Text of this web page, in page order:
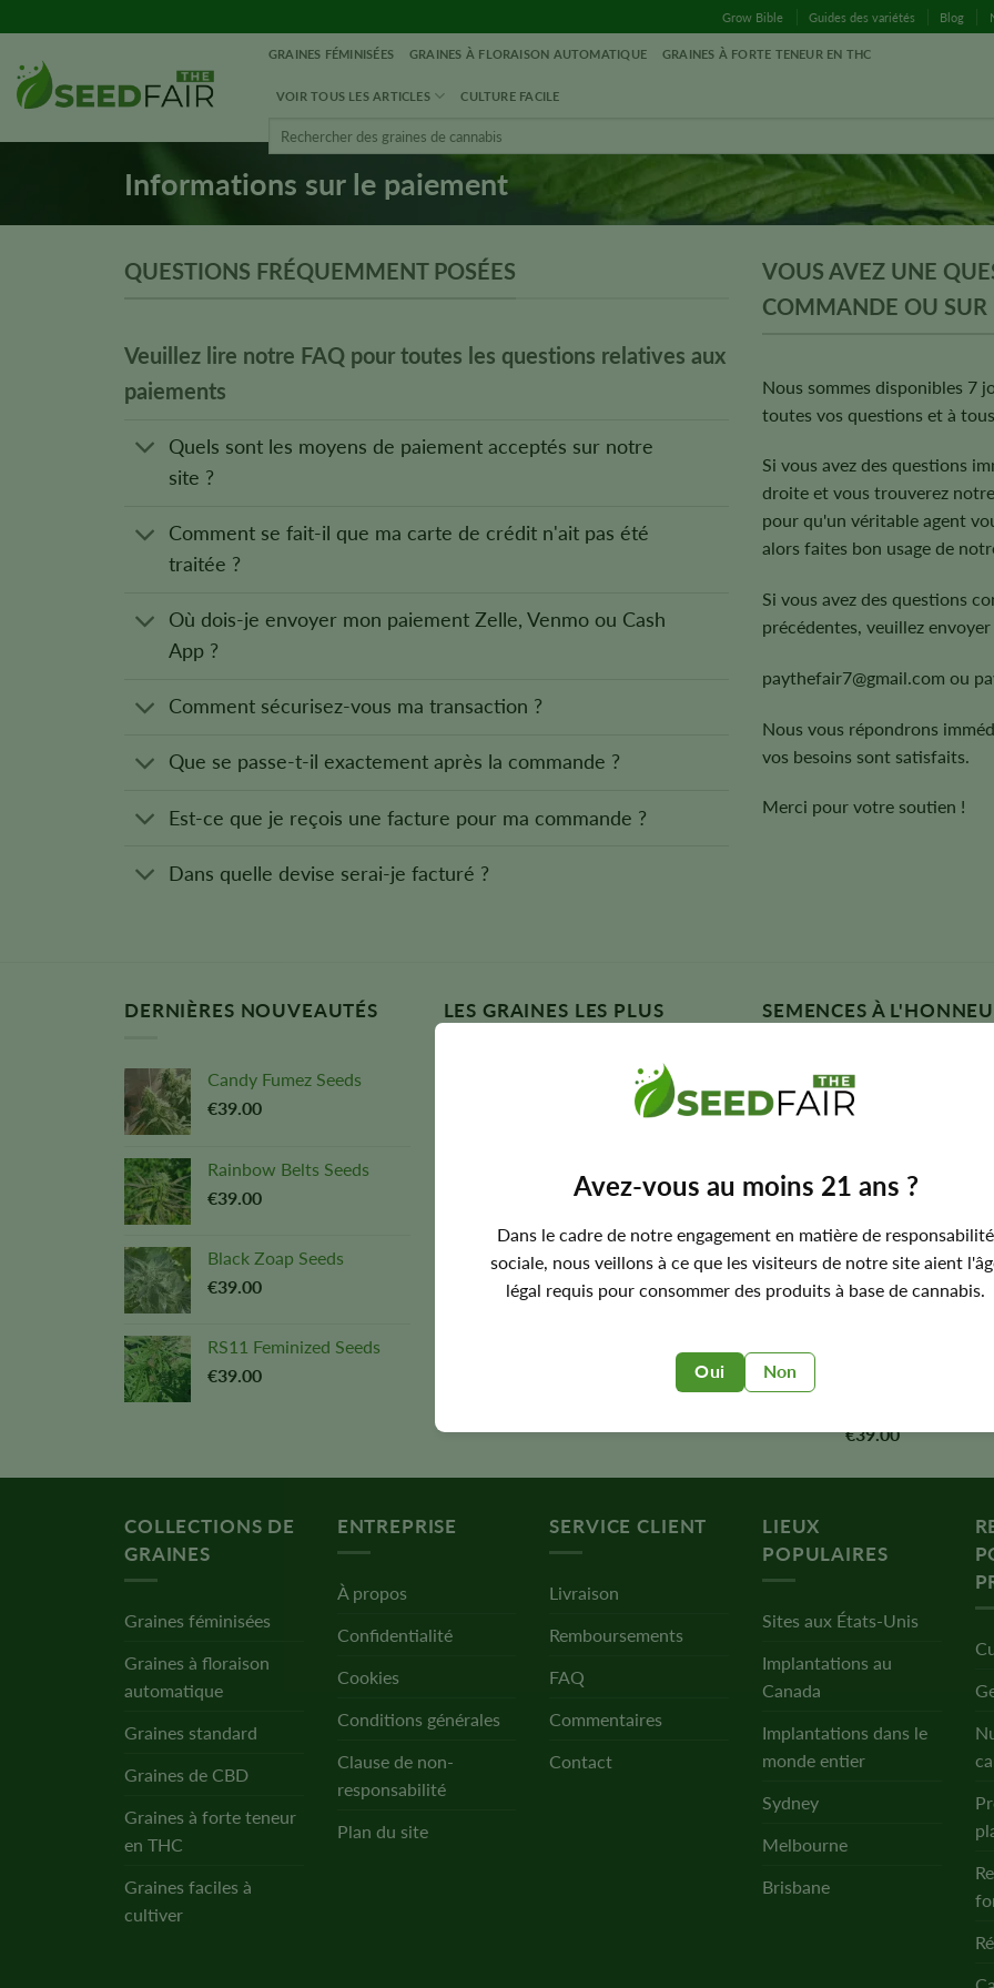
Avez-vous au moins 21 ans ?
Dans le cadre de notre engagement en matière de responsabilité
sociale, nous veillons à ce que les visiteurs de notre site aient
légal requis pour consommer des produits à base de cannabis.
Oui Non
directement
contenu
Grow Bible Guides des variétés Blog
GRAINES FÉMINISÉES GRAINES À FLORAISON AUTOMATIQUE GRAINES À FORTE TENEUR EN THC
VOIR TOUS LES ARTICLES CULTURE FACILE
Rechercher
Informations sur le paiement
QUESTIONS FRÉQUEMMENT POSÉES
Veuillez lire notre FAQ pour toutes les questions relatives aux
paiements
Quels sont les moyens de paiement acceptés sur notre
site ?
Comment se fait-il que ma carte de crédit n'ait pas été
traitée ?
Où dois-je envoyer mon paiement Zelle, Venmo ou Cash
App ?
Comment sécurisez-vous ma transaction ?
Que se passe-t-il exactement après la commande ?
Est-ce que je reçois une facture pour ma commande ?
Dans quelle devise serai-je facturé ?
VOUS AVEZ UNE
COMMANDE OU SUR
Nous sommes disponibles 7
toutes vos questions et à
Si vous avez des questions
droite et vous trouverez
pour qu'un véritable agent
alors faites bon usage de
Si vous avez des questions
précédentes, veuillez
paythefair7@gmail.com ou
Nous vous répondrons
vos besoins sont satisfaits.
Merci pour votre soutien !
DERNIÈRES NOUVEAUTÉS
Candy Fumez Seeds
€39.00
Rainbow Belts Seeds
€39.00
Black Zoap Seeds
€39.00
RS11 Feminized Seeds
€39.00
LES GRAINES LES PLUS
Candy Fumez Seeds
Rainbow Belts Seeds
39.00
Black Zoap Seeds
RS11 Feminized Seeds
SEMENCES À
Headband Seeds
Jack Herer Seeds
Note :4,88
€39.00
Northern Lights
Note :5,00
€39.00
COLLECTIONS DE
GRAINES
Graines féminisées
Graines à floraison
automatique
Graines standard
Graines de CBD
Graines à forte teneur
en THC
Graines faciles à
cultiver
ENTREPRISE
À propos
Confidentialité
Cookies
Conditions générales
Clause de non-
responsabilité
Plan du site
SERVICE CLIENT
Livraison
Remboursements
FAQ
Commentaires
Contact
LIEUX
POPULAIRES
Sites aux États-Unis
Implantations au
Canada
Implantations dans le
monde entier
Sydney
Melbourne
Brisbane